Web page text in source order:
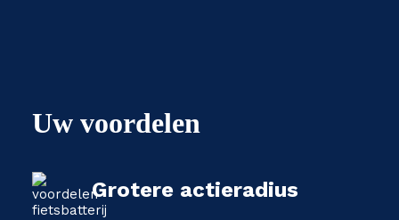
Uw voordelen
Grotere actieradius